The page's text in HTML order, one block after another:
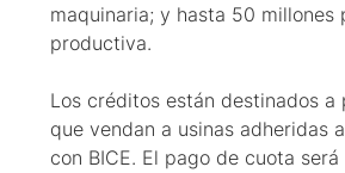
maquinaria; y hasta 50 millones
productiva.
Los créditos están destinados a
que vendan a usinas adheridas
con BICE. El pago de cuota